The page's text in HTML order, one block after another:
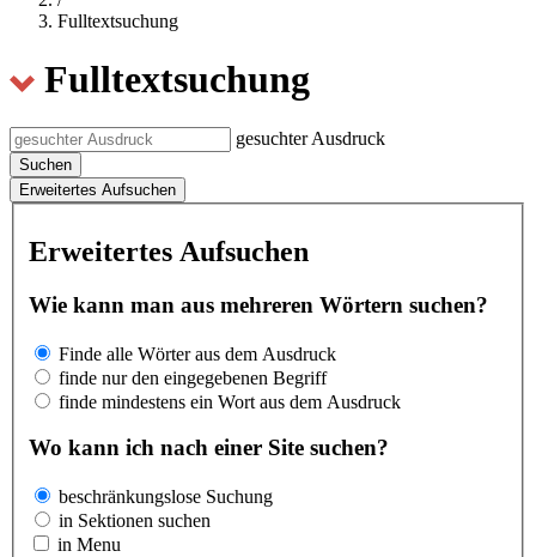
Fulltextsuchung
Fulltextsuchung
gesuchter Ausdruck
Suchen
Erweitertes Aufsuchen
Erweitertes Aufsuchen
Wie kann man aus mehreren Wörtern suchen?
Finde alle Wörter aus dem Ausdruck
finde nur den eingegebenen Begriff
finde mindestens ein Wort aus dem Ausdruck
Wo kann ich nach einer Site suchen?
beschränkungslose Suchung
in Sektionen suchen
in Menu